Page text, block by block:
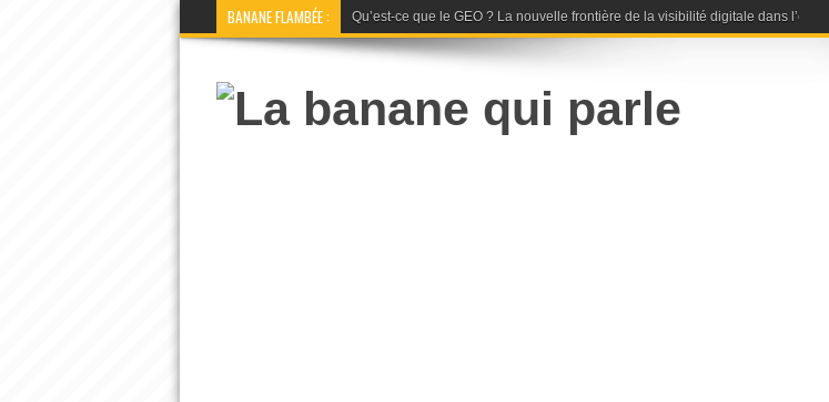
BANANE FLAMBÉE : Qu’est-ce que le GEO ? La nouvelle frontière de la visibilité digitale dans l’ère